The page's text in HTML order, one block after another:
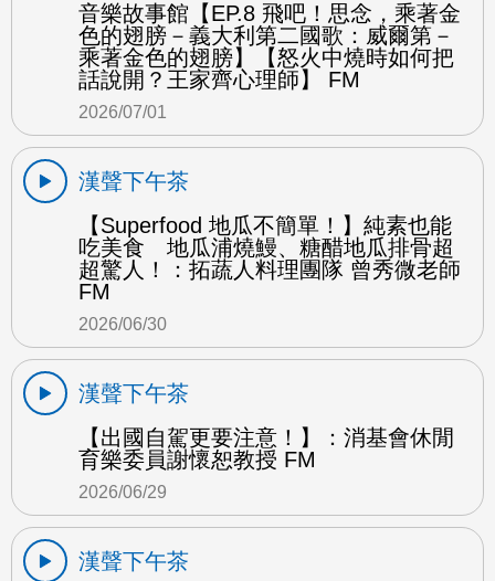
音樂故事館【EP.8 飛吧！思念，乘著金
色的翅膀－義大利第二國歌：威爾第－
乘著金色的翅膀】【怒火中燒時如何把
話說開？王家齊心理師】 FM
2026/07/01
漢聲下午茶
【Superfood 地瓜不簡單！】純素也能
吃美食 地瓜浦燒鰻、糖醋地瓜排骨超
超驚人！：拓蔬人料理團隊 曾秀微老師
FM
2026/06/30
漢聲下午茶
【出國自駕更要注意！】：消基會休閒
育樂委員謝懷恕教授 FM
2026/06/29
漢聲下午茶